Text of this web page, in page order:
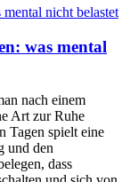
was mental
nach einem
Art zur Ruhe
Tagen spielt eine
und den
dass